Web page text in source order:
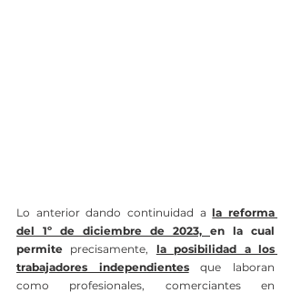
Lo anterior dando continuidad a la reforma
del 1º de diciembre de 2023, en la cual
permite precisamente, la posibilidad a los
trabajadores independientes que laboran
como profesionales, comerciantes en